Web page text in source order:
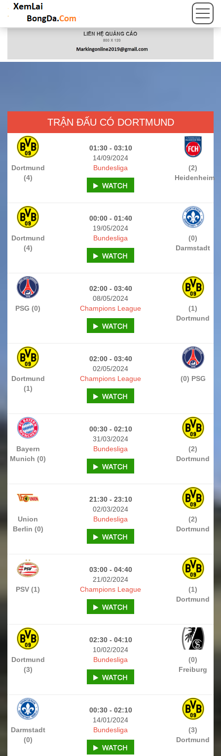
TRẬN ĐẤU CÓ DORTMUND
01:30 - 03:10
14/09/2024
Dortmund
(4)
(2)
Heidenheim
Bundesliga
00:00 - 01:40
19/05/2024
Dortmund
(4)
(0)
Darmstadt
Bundesliga
02:00 - 03:40
08/05/2024
PSG (0)
(1)
Dortmund
Champions League
02:00 - 03:40
02/05/2024
Dortmund
(1)
(0) PSG
Champions League
00:30 - 02:10
31/03/2024
Bayern
Munich (0)
(2)
Dortmund
Bundesliga
21:30 - 23:10
02/03/2024
Union
Berlin (0)
(2)
Dortmund
Bundesliga
03:00 - 04:40
21/02/2024
PSV (1)
(1)
Dortmund
Champions League
02:30 - 04:10
10/02/2024
Dortmund
(3)
(0)
Freiburg
Bundesliga
00:30 - 02:10
14/01/2024
Darmstadt
(0)
(3)
Dortmund
Bundesliga